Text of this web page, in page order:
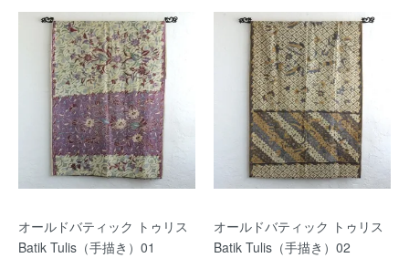
オールドバティック トゥリス
Batik Tulis（手描き）01
オールドバティック トゥリス
Batik Tulis（手描き）02